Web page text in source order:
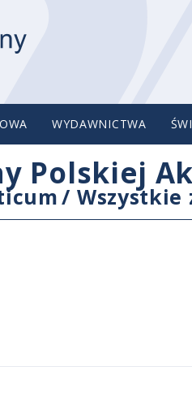
WYDAWNICTWA
Polskiej
/ Wszystkie